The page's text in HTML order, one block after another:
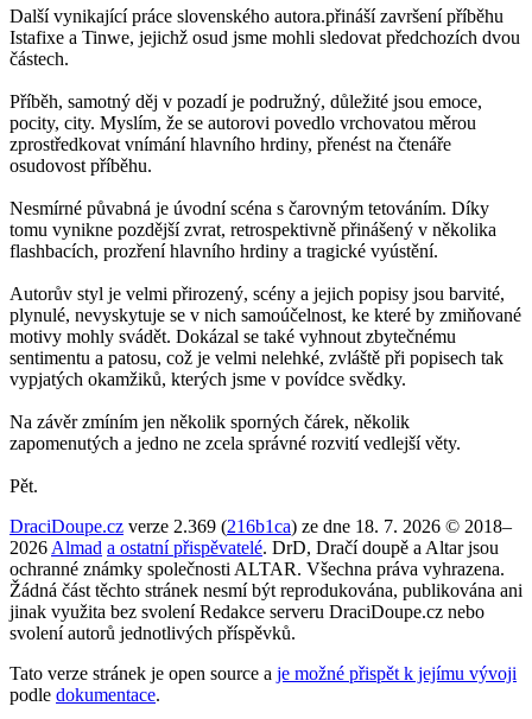
Další vynikající práce slovenského autora.přináší završení příběhu
Istafixe a Tinwe, jejichž osud jsme mohli sledovat předchozích dvou
částech.
Příběh, samotný děj v pozadí je podružný, důležité jsou emoce,
pocity, city. Myslím, že se autorovi povedlo vrchovatou měrou
zprostředkovat vnímání hlavního hrdiny, přenést na čtenáře
osudovost příběhu.
Nesmírné půvabná je úvodní scéna s čarovným tetováním. Díky
tomu vynikne pozdější zvrat, retrospektivně přinášený v několika
flashbacích, prozření hlavního hrdiny a tragické vyústění.
Autorův styl je velmi přirozený, scény a jejich popisy jsou barvité,
plynulé, nevyskytuje se v nich samoúčelnost, ke které by zmiňované
motivy mohly svádět. Dokázal se také vyhnout zbytečnému
sentimentu a patosu, což je velmi nelehké, zvláště při popisech tak
vypjatých okamžiků, kterých jsme v povídce svědky.
Na závěr zmíním jen několik sporných čárek, několik
zapomenutých a jedno ne zcela správné rozvití vedlejší věty.
Pět.
DraciDoupe.cz verze 2.369 (216b1ca) ze dne 18. 7. 2026 © 2018–
2026 Almad a ostatní přispěvatelé. DrD, Dračí doupě a Altar jsou
ochranné známky společnosti ALTAR. Všechna práva vyhrazena.
Žádná část těchto stránek nesmí být reprodukována, publikována ani
jinak využita bez svolení Redakce serveru DraciDoupe.cz nebo
svolení autorů jednotlivých příspěvků.
Tato verze stránek je open source a je možné přispět k jejímu vývoji
podle dokumentace.